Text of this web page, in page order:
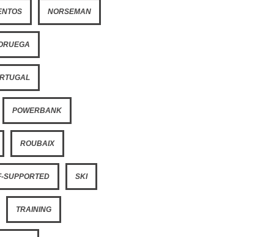
NORSEMAN
POWERBANK
ROUBAIX
SUPPORTED SKI
TRAINING